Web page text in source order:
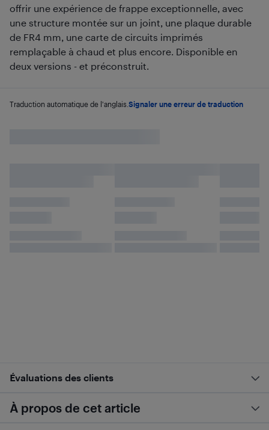
offrir une expérience de frappe exceptionnelle, avec
une structure montée sur un joint, une plaque durable
de FR4 mm, une carte de circuits imprimés
remplaçable à chaud et plus encore. Disponible en
deux versions - et préconstruit.
Traduction automatique de l'anglais. Signaler une erreur de traduction
Évaluations des clients
À propos de cet article